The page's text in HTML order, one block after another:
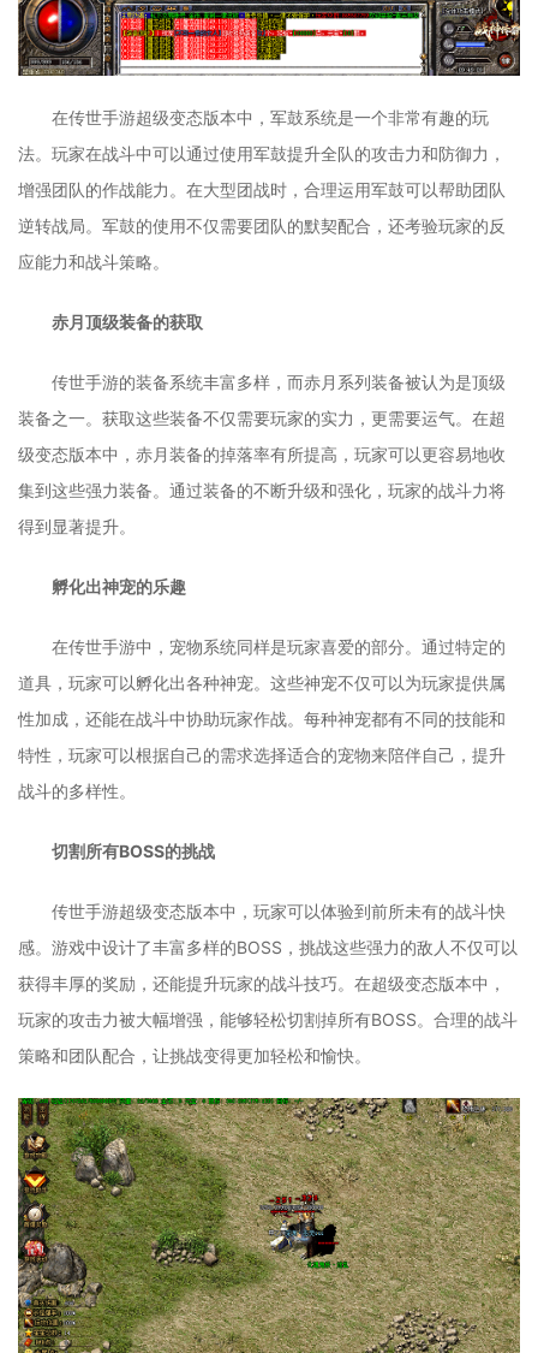
在传世手游超级变态版本中，军鼓系统是一个非常有趣的玩
法。玩家在战斗中可以通过使用军鼓提升全队的攻击力和防御力，
增强团队的作战能力。在大型团战时，合理运用军鼓可以帮助团队
逆转战局。军鼓的使用不仅需要团队的默契配合，还考验玩家的反
应能力和战斗策略。
赤月顶级装备的获取
传世手游的装备系统丰富多样，而赤月系列装备被认为是顶级
装备之一。获取这些装备不仅需要玩家的实力，更需要运气。在超
级变态版本中，赤月装备的掉落率有所提高，玩家可以更容易地收
集到这些强力装备。通过装备的不断升级和强化，玩家的战斗力将
得到显著提升。
孵化出神宠的乐趣
在传世手游中，宠物系统同样是玩家喜爱的部分。通过特定的
道具，玩家可以孵化出各种神宠。这些神宠不仅可以为玩家提供属
性加成，还能在战斗中协助玩家作战。每种神宠都有不同的技能和
特性，玩家可以根据自己的需求选择适合的宠物来陪伴自己，提升
战斗的多样性。
切割所有BOSS的挑战
传世手游超级变态版本中，玩家可以体验到前所未有的战斗快
感。游戏中设计了丰富多样的BOSS，挑战这些强力的敌人不仅可以
获得丰厚的奖励，还能提升玩家的战斗技巧。在超级变态版本中，
玩家的攻击力被大幅增强，能够轻松切割掉所有BOSS。合理的战斗
策略和团队配合，让挑战变得更加轻松和愉快。